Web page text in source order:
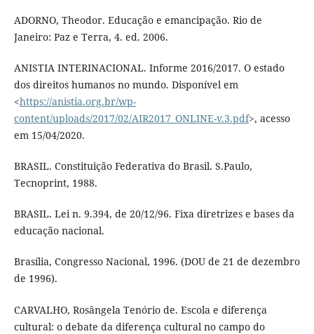
ADORNO, Theodor. Educação e emancipação. Rio de
Janeiro: Paz e Terra, 4. ed. 2006.
ANISTIA INTERINACIONAL. Informe 2016/2017. O estado
dos direitos humanos no mundo. Disponível em
<https://anistia.org.br/wp-
content/uploads/2017/02/AIR2017_ONLINE-v.3.pdf>, acesso
em 15/04/2020.
BRASIL. Constituição Federativa do Brasil. S.Paulo,
Tecnoprint, 1988.
BRASIL. Lei n. 9.394, de 20/12/96. Fixa diretrizes e bases da
educação nacional.
Brasília, Congresso Nacional, 1996. (DOU de 21 de dezembro
de 1996).
CARVALHO, Rosângela Tenório de. Escola e diferença
cultural: o debate da diferença cultural no campo do